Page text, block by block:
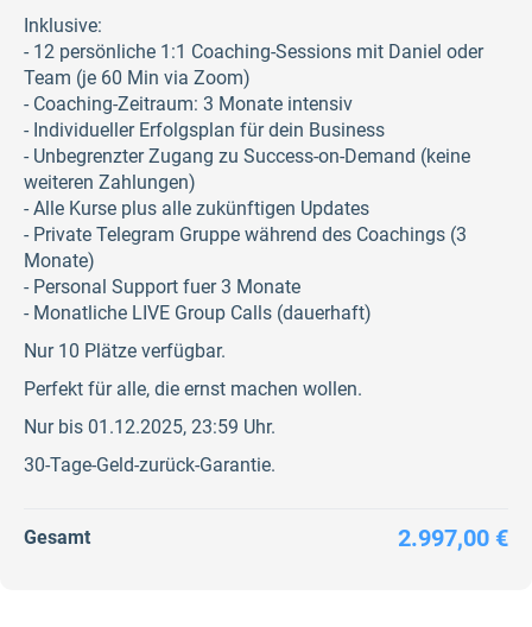
Inklusive:
- 12 persönliche 1:1 Coaching-Sessions mit Daniel oder
Team (je 60 Min via Zoom)
- Coaching-Zeitraum: 3 Monate intensiv
- Individueller Erfolgsplan für dein Business
- Unbegrenzter Zugang zu Success-on-Demand (keine
weiteren Zahlungen)
- Alle Kurse plus alle zukünftigen Updates
- Private Telegram Gruppe während des Coachings (3
Monate)
- Personal Support fuer 3 Monate
- Monatliche LIVE Group Calls (dauerhaft)
Nur 10 Plätze verfügbar.
Perfekt für alle, die ernst machen wollen.
Nur bis 01.12.2025, 23:59 Uhr.
30-Tage-Geld-zurück-Garantie.
Gesamt 2.997,00 €